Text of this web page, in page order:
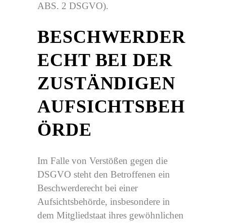
ABS. 2 DSGVO).
BESCHWERDER
ECHT BEI DER
ZUSTÄNDIGEN
AUFSICHTSBEH
ÖRDE
Im Falle von Verstößen gegen die
DSGVO steht den Betroffenen ein
Beschwerderecht bei einer
Aufsichtsbehörde, insbesondere in
dem Mitgliedstaat ihres gewöhnlichen